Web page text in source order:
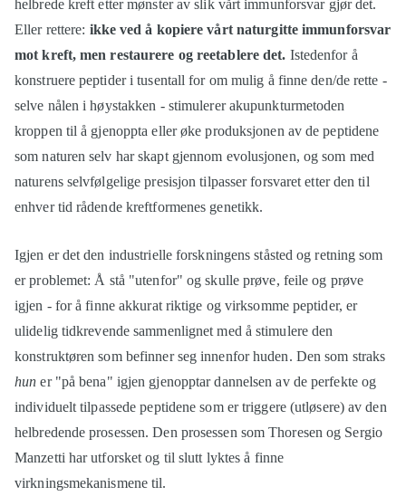
helbrede kreft etter mønster av slik vårt immunforsvar gjør det.
Eller rettere: ikke ved å kopiere vårt naturgitte immunforsvar
mot kreft, men restaurere og reetablere det. Istedenfor å
konstruere peptider i tusentall for om mulig å finne den/de rette -
selve nålen i høystakken - stimulerer akupunkturmetoden
kroppen til å gjenoppta eller øke produksjonen av de peptidene
som naturen selv har skapt gjennom evolusjonen, og som med
naturens selvfølgelige presisjon tilpasser forsvaret etter den til
enhver tid rådende kreftformenes genetikk.
Igjen er det den industrielle forskningens ståsted og retning som
er problemet: Å stå "utenfor" og skulle prøve, feile og prøve
igjen - for å finne akkurat riktige og virksomme peptider, er
ulidelig tidkrevende sammenlignet med å stimulere den
konstruktøren som befinner seg innenfor huden. Den som straks
hun er "på bena" igjen gjenopptar dannelsen av de perfekte og
individuelt tilpassede peptidene som er triggere (utløsere) av den
helbredende prosessen. Den prosessen som Thoresen og Sergio
Manzetti har utforsket og til slutt lyktes å finne
virkningsmekanismene til.